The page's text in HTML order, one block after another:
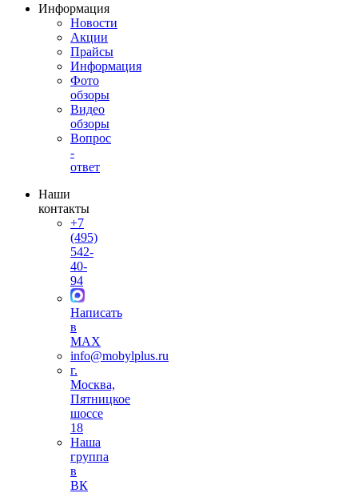
Информация
Новости
Акции
Прайсы
Информация
Фото
обзоры
Видео
обзоры
Вопрос
-
ответ
Наши
контакты
+7
(495)
542-
40-
94
Написать
в
MAX
info@mobylplus.ru
г.
Москва,
Пятницкое
шоссе
18
Наша
группа
в
ВК